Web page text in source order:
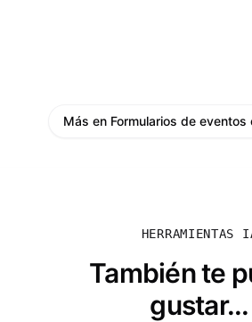
Más en Formularios de eventos
HERRAMIENTAS
También te
gustar...